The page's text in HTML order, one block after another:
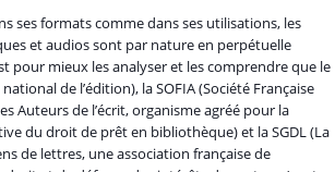
ses formats comme dans ses utilisations, les
et audios sont par nature en perpétuelle
pour mieux les analyser et les comprendre que le
de l’édition), la SOFIA (Société Française
Auteurs de l’écrit, organisme agréé pour la
du droit de prêt en bibliothèque) et la SGDL (La
de lettres, une association française de